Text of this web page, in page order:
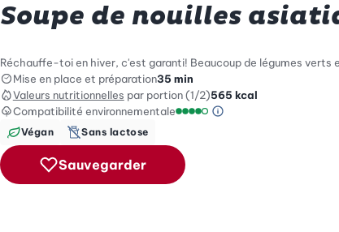
Soupe de nouilles
Réchauffe-toi en hiver, c'est garanti! Beaucoup de légumes verts
Mise en place et préparation35 min
Valeurs nutritionnelles par portion (1/2)565 kcal
Compatibilité environnementale
Information sur
Végan Sans lactose
Sauvegarder